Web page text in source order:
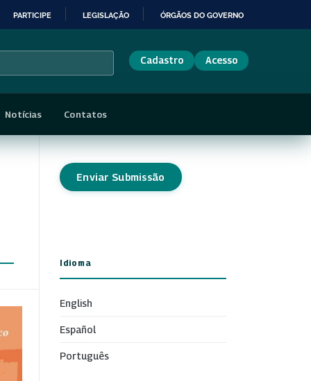
PARTICIPE LEGISLAÇÃO ÓRGÃOS DO GOVERNO
Cadastro Acesso
Notícias Contatos
Enviar Submissão
Idioma
English
Español
Português